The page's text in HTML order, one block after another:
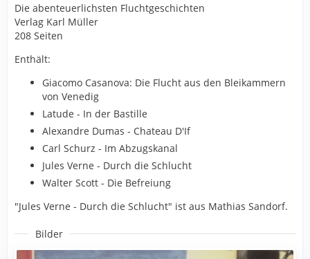
Die abenteuerlichsten Fluchtgeschichten
Verlag Karl Müller
208 Seiten
Enthält:
Giacomo Casanova: Die Flucht aus den Bleikammern
von Venedig
Latude - In der Bastille
Alexandre Dumas - Chateau D'If
Carl Schurz - Im Abzugskanal
Jules Verne - Durch die Schlucht
Walter Scott - Die Befreiung
"Jules Verne - Durch die Schlucht" ist aus Mathias Sandorf.
Bilder